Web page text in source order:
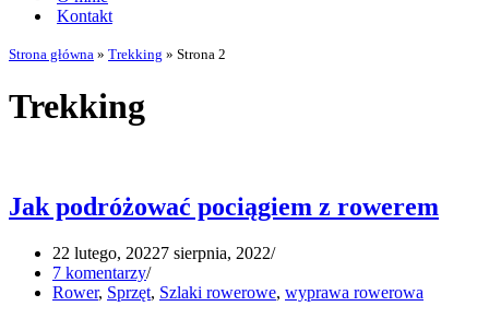
Kontakt
Strona główna » Trekking » Strona 2
Trekking
Jak podróżować pociągiem z rowerem
22 lutego, 20227 sierpnia, 2022
7 komentarzy
Rower, Sprzęt, Szlaki rowerowe, wyprawa rowerowa